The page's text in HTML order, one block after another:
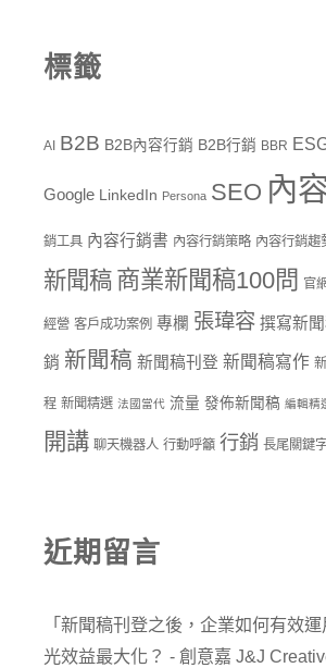
標籤
AI B2B B2B內容行銷 B2B行銷 BBR
Google LinkedIn Persona SEO 內
銷工具 內容行銷書 內容行銷策略 內容行銷趨
新聞稿 商業新聞稿100問 官
經營 客戶成功案例 專欄 張瑋容 撰寫新
銷 新聞稿 新聞稿刊登 新聞稿寫作
程 新聞精選 法國當代 流量 發佈新聞稿 編輯精
開講 聊天機器人 行動呼籲 行銷 長尾關鍵
近期留言
「 新聞稿刊登之後，企業如何有效
光效益最大化？ - 創意嘉 J&J